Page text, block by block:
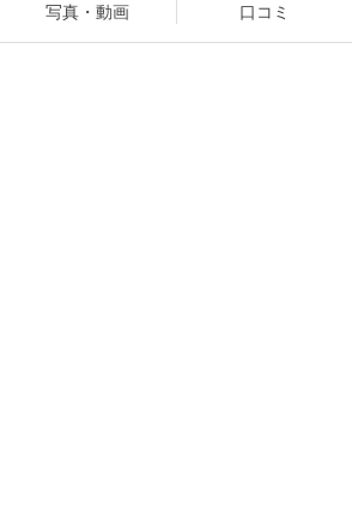
写真・動画 口コミ